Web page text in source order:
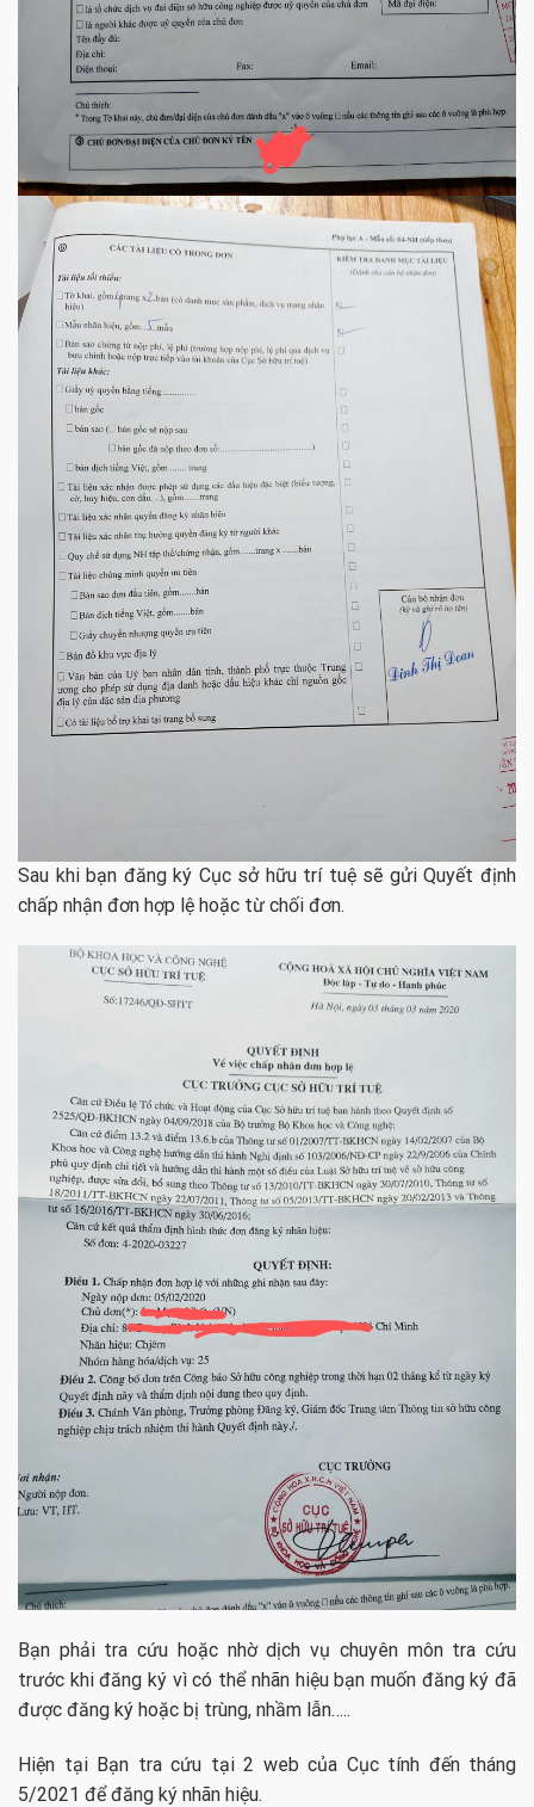
Sau khi bạn đăng ký Cục sở hữu trí tuệ sẽ gửi Quyết định
chấp nhận đơn hợp lệ hoặc từ chối đơn.
Bạn phải tra cứu hoặc nhờ dịch vụ chuyên môn tra cứu
trước khi đăng ký vì có thể nhãn hiệu bạn muốn đăng ký đã
được đăng ký hoặc bị trùng, nhầm lẫn…..
Hiện tại Bạn tra cứu tại 2 web của Cục tính đến tháng
5/2021 để đăng ký nhãn hiệu.